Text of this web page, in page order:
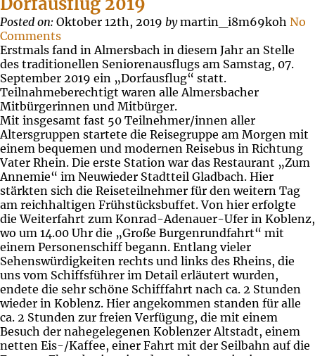
Posted on: Oktober 12th, 2019 bymartin_i8m69koh No
Comments
Erstmals fand in Almersbach in diesem Jahr an Stelle
des traditionellen Seniorenausflugs am Samstag, 07.
September 2019 ein „Dorfausflug“ statt.
Teilnahmeberechtigt waren alle Almersbacher
Mitbürgerinnen und Mitbürger.
Mit insgesamt fast 50 Teilnehmer/innen aller
Altersgruppen startete die Reisegruppe am Morgen mit
einem bequemen und modernen Reisebus in Richtung
Vater Rhein. Die erste Station war das Restaurant „Zum
Annemie“ im Neuwieder Stadtteil Gladbach. Hier
stärkten sich die Reiseteilnehmer für den weitern Tag
am reichhaltigen Frühstücksbuffet. Von hier erfolgte
die Weiterfahrt zum Konrad-Adenauer-Ufer in Koblenz,
wo um 14.00 Uhr die „Große Burgenrundfahrt“ mit
einem Personenschiff begann. Entlang vieler
Sehenswürdigkeiten rechts und links des Rheins, die
uns vom Schiffsführer im Detail erläutert wurden,
endete die sehr schöne Schifffahrt nach ca. 2 Stunden
wieder in Koblenz. Hier angekommen standen für alle
ca. 2 Stunden zur freien Verfügung, die mit einem
Besuch der nahegelegenen Koblenzer Altstadt, einem
netten Eis-/Kaffee, einer Fahrt mit der Seilbahn auf die